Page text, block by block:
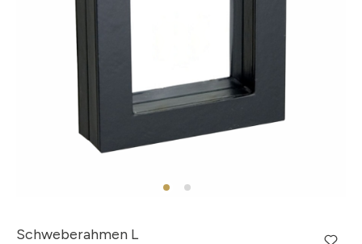
Schweberahmen L